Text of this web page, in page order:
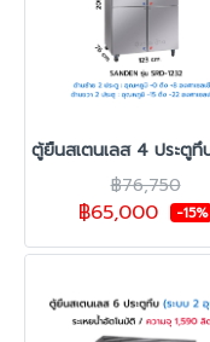
ตู้ยืนสเตนเลส 4 ประตูทึ
฿76,750
฿65,000 -15%